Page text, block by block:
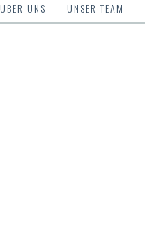
ÜBER UNS UNSER TEAM